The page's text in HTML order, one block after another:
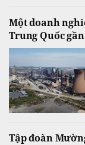
Một doanh
Trung Quốc gần
Tập đoàn